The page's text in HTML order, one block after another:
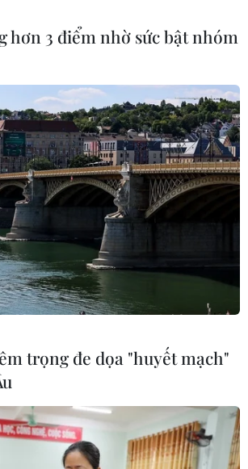
TẤN XÃ VIỆT NAM
TIẾN DUẨN
NGUYỄN THỊ TÁM, KHÚC THANH
Quy định sử dụng
Hỗ trợ
TTXVN
BTTTT do Bộ Thông tin và Truyền thông
hơn 3 điểm nhờ sức bật nhóm
trọng đe dọa "huyết mạch"